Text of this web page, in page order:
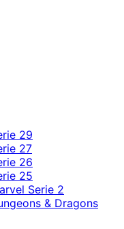
29
27
26
25
Serie 2
& Dragons